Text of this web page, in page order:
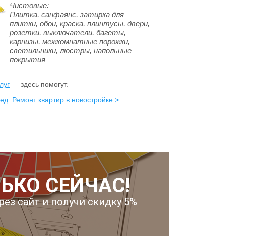
Чистовые:
Плитка, санфаянс, затирка для
плитки, обои, краска, плинтусы, двери,
розетки, выключатели, багеты,
карнизы, межкомнатные порожки,
светильники, люстры, напольные
покрытия
— здесь помогут.
Ремонт квартир в новостройке >
СЕЙЧАС!
сайт и получи скидку 5%